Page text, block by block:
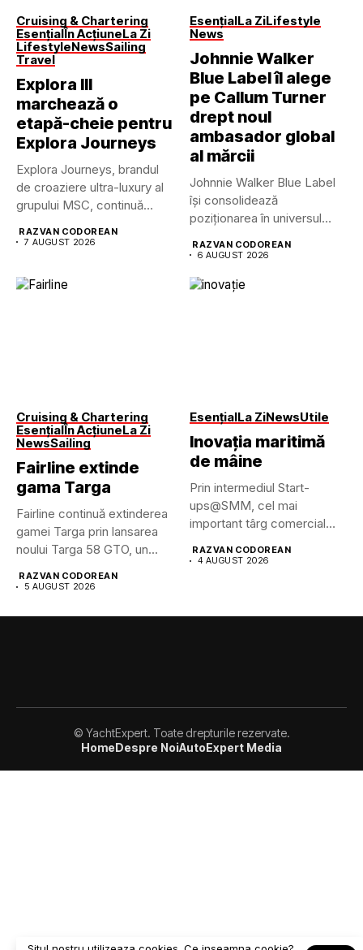
Cruising & Chartering
EsențialÎn AcțiuneLa Zi
LifestyleNewsSailing
Travel
Explora III
marchează o
etapă-cheie pentru
Explora Journeys
Explora Journeys, brandul
de croaziere ultra-luxury al
grupului MSC, continuă
RAZVAN CODOREAN
7 AUGUST 2026
EsențialLa ZiLifestyle
News
Johnnie Walker
Blue Label îl alege
pe Callum Turner
drept noul
ambasador global
al mărcii
Johnnie Walker Blue Label
își consolidează
poziționarea în universul
RAZVAN CODOREAN
6 AUGUST 2026
Cruising & Chartering
EsențialÎn AcțiuneLa Zi
NewsSailing
Fairline extinde
gama Targa
Fairline continuă extinderea
gamei Targa prin lansarea
noului Targa 58 GTO, un...
RAZVAN CODOREAN
5 AUGUST 2026
EsențialLa ZiNewsUtile
Inovația maritimă
de mâine
Prin intermediul Start-
ups@SMM, cel mai
important târg comercial
RAZVAN CODOREAN
4 AUGUST 2026
© YachtExpert. Toate drepturile rezervate.
HomeDespre NoiAutoExpert Media